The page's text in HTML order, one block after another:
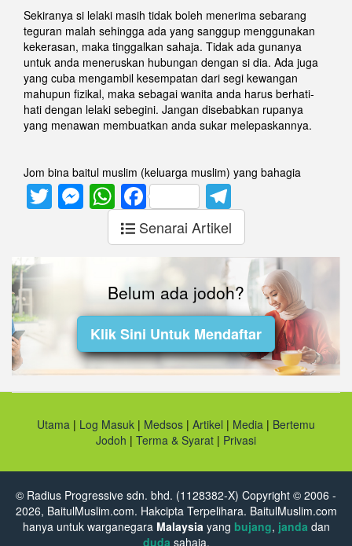
Sekiranya si lelaki masih tidak boleh menerima sebarang
teguran malah sehingga ada yang sanggup menggunakan
kekerasan, maka tinggalkan sahaja. Tidak ada gunanya
untuk anda meneruskan hubungan dengan si dia. Ada juga
yang cuba mengambil kesempatan dari segi kewangan
mahupun fizikal, maka sebagai wanita anda harus berhati-
hati dengan lelaki sebegini. Jangan disebabkan rupanya
yang menawan membuatkan anda sukar melepaskannya.
Jom bina baitul muslim (keluarga muslim) yang bahagia
Twitter
Messenger
WhatsApp
Facebook
Senarai Artikel
Belum ada jodoh?
Klik Sini Untuk Mendaftar
Utama | Log Masuk | Medsos | Artikel | Media | Bertemu
Jodoh | Terma & Syarat | Privasi
© Radius Progressive sdn. bhd. (1128382-X) Copyright © 2006 -
2026, BaitulMuslim.com. Hakcipta Terpelihara. BaitulMuslim.com
hanya untuk warganegara Malaysiayang bujang, janda dan
duda sahaja.